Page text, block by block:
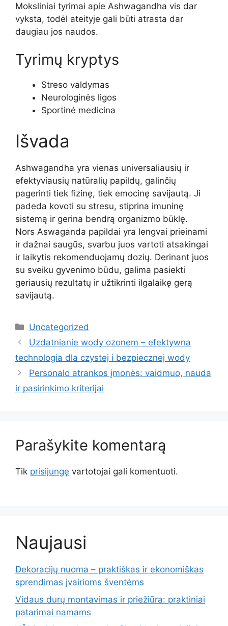
Moksliniai tyrimai apie Ashwagandha vis dar
vyksta, todėl ateityje gali būti atrasta dar
daugiau jos naudos.
Tyrimų kryptys
Streso valdymas
Neurologinės ligos
Sportinė medicina
Išvada
Ashwagandha yra vienas universaliausių ir
efektyviausių natūralių papildų, galinčių
pagerinti tiek fizinę, tiek emocinę savijautą. Ji
padeda kovoti su stresu, stiprina imuninę
sistemą ir gerina bendrą organizmo būklę.
Nors Aswaganda papildai yra lengvai prieinami
ir dažnai saugūs, svarbu juos vartoti atsakingai
ir laikytis rekomenduojamų dozių. Derinant juos
su sveiku gyvenimo būdu, galima pasiekti
geriausių rezultatų ir užtikrinti ilgalaikę gerą
savijautą.
Kategorijos
Uncategorized
Uzdatnianie wody ozonem – efektywna
technologia dla czystej i bezpiecznej wody
Personalo atrankos įmonės: vaidmuo, nauda
ir pasirinkimo kriterijai
Parašykite komentarą
Tik prisijungę vartotojai gali komentuoti.
Naujausi
Dekoracijų nuoma – praktiškas ir ekonomiškas
sprendimas įvairioms šventėms
Vidaus durų montavimas ir priežiūra: praktiniai
patarimai namams